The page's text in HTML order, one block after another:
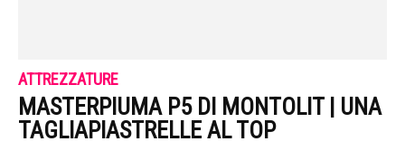
ATTREZZATURE
MASTERPIUMA P5 DI MONTOLIT | UNA
TAGLIAPIASTRELLE AL TOP